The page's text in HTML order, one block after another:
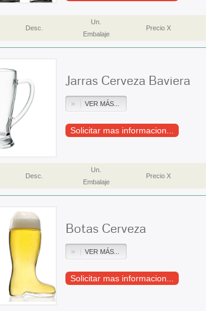
Desc.
Un.
Embalaje
Precio X
Jarras Cerveza Baviera
VER MÁS...
Solicitar mas informacion...
Desc.
Un.
Embalaje
Precio X
Botas Cerveza
VER MÁS...
Solicitar mas informacion...